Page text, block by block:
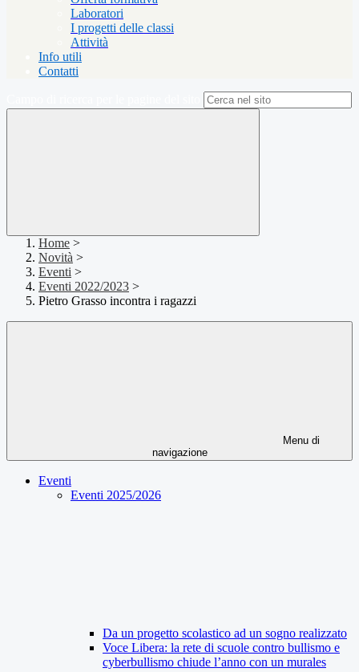
Laboratori
I progetti delle classi
Attività
Info utili
Contatti
Home >
Novità >
Eventi >
Eventi 2022/2023 >
Pietro Grasso incontra i ragazzi
Menu di
navigazione
Eventi
Eventi 2025/2026
Da un progetto scolastico ad un sogno realizzato
Voce Libera: la rete di scuole contro bullismo e
cyberbullismo chiude l’anno con un murales